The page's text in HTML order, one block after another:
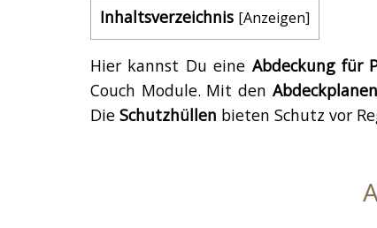
Inhaltsverzeichnis [Anzeigen]
Hier kannst Du eine Abdeckung für
Couch Module. Mit den Abdeckplanen
Die Schutzhüllen bieten Schutz vor